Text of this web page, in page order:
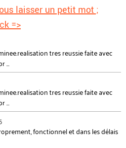
laisser un petit mot ;
=>
tres reussie faite avec
...
tres reussie faite avec
...
fonctionnel et dans les délais